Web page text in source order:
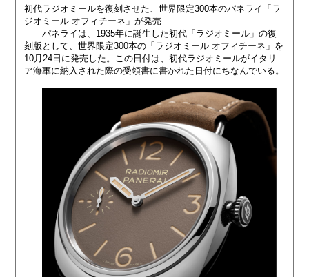
初代ラジオミールを復刻させた、世界限定300本のパネライ「ラ
ジオミール オフィチーネ」が発売
パネライは、1935年に誕生した初代「ラジオミール」の復
刻版として、世界限定300本の「ラジオミール オフィチーネ」を
10月24日に発売した。この日付は、初代ラジオミールがイタリ
ア海軍に納入された際の受領書に書かれた日付にちなんでいる。